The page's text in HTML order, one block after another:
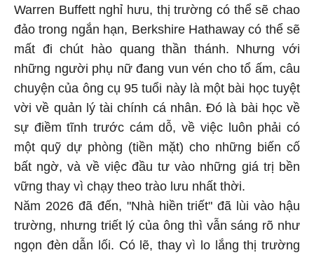
Warren Buffett nghỉ hưu, thị trường có thể sẽ chao
đảo trong ngắn hạn, Berkshire Hathaway có thể sẽ
mất đi chút hào quang thần thánh. Nhưng với
những người phụ nữ đang vun vén cho tổ ấm, câu
chuyện của ông cụ 95 tuổi này là một bài học tuyệt
vời về quản lý tài chính cá nhân. Đó là bài học về
sự điềm tĩnh trước cám dỗ, về việc luôn phải có
một quỹ dự phòng (tiền mặt) cho những biến cố
bất ngờ, và về việc đầu tư vào những giá trị bền
vững thay vì chạy theo trào lưu nhất thời.
Năm 2026 đã đến, "Nhà hiền triết" đã lùi vào hậu
trường, nhưng triết lý của ông thì vẫn sáng rõ như
ngọn đèn dẫn lối. Có lẽ, thay vì lo lắng thị trường